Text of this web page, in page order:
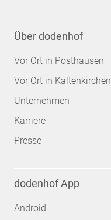
Über dodenhof
Vor Ort in Posthausen
Vor Ort in Kaltenkirchen
Unternehmen
Karriere
Presse
dodenhof App
Android